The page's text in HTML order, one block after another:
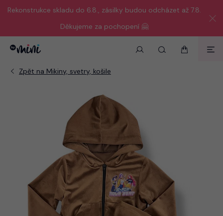
Rekonstrukce skladu do 6.8., zásilky budou odcházet až 7.8.
Děkujeme za pochopení 🤗